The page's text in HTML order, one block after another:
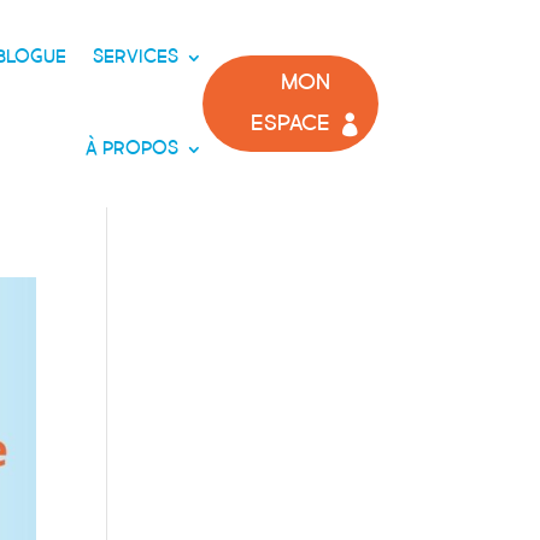
SERVICES
À PROPOS
MON
ESPACE